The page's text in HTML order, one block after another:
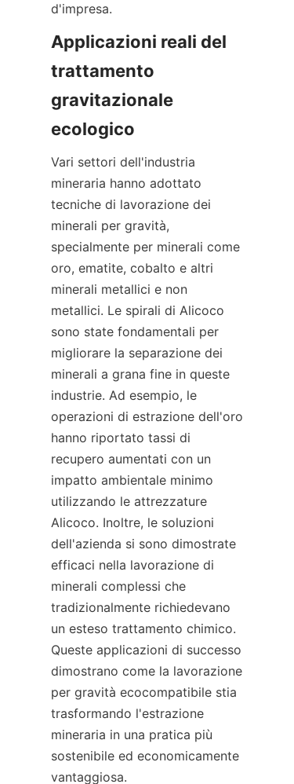
d'impresa.
Applicazioni reali del
trattamento
gravitazionale
Vari settori dell'industria
mineraria hanno adottato
tecniche di lavorazione dei
minerali per gravità,
specialmente per minerali come
oro, ematite, cobalto e altri
minerali metallici e non
metallici. Le spirali di Alicoco
sono state fondamentali per
migliorare la separazione dei
minerali a grana fine in queste
industrie. Ad esempio, le
operazioni di estrazione dell'oro
hanno riportato tassi di
recupero aumentati con un
impatto ambientale minimo
utilizzando le attrezzature
Alicoco. Inoltre, le soluzioni
dell'azienda si sono dimostrate
efficaci nella lavorazione di
minerali complessi che
tradizionalmente richiedevano
un esteso trattamento chimico.
Queste applicazioni di successo
dimostrano come la lavorazione
per gravità ecocompatibile stia
trasformando l'estrazione
mineraria in una pratica più
sostenibile ed economicamente
vantaggiosa.